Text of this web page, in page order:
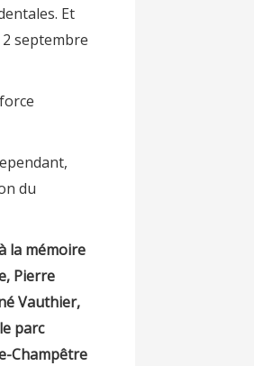
Et
septembre
du
la mémoire
Pierre
Vauthier,
parc
Champêtre